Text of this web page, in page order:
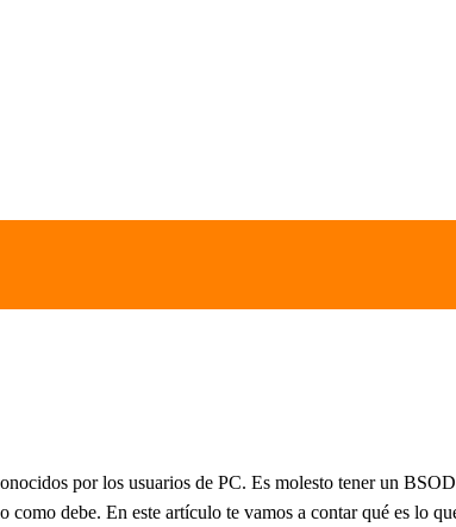
por los usuarios de PC. Es molesto tener un
debe. En este artículo te vamos a contar qué es lo